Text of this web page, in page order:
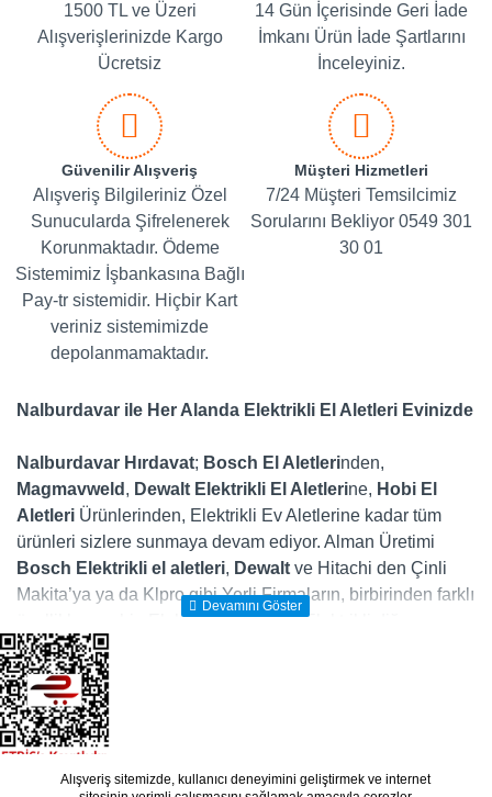
1500 TL ve Üzeri
Alışverişlerinizde Kargo
Ücretsiz
14 Gün İçerisinde Geri İade
İmkanı Ürün İade Şartlarını
İnceleyiniz.
Güvenilir Alışveriş
Alışveriş Bilgileriniz Özel
Sunucularda Şifrelenerek
Korunmaktadır. Ödeme
Sistemimiz İşbankasına Bağlı
Pay-tr sistemidir. Hiçbir Kart
veriniz sistemimizde
depolanmamaktadır.
Müşteri Hizmetleri
7/24 Müşteri Temsilcimiz
Sorularını Bekliyor 0549 301
30 01
Nalburdavar ile Her Alanda Elektrikli El Aletleri Evinizde
Nalburdavar Hırdavat; Bosch El Aletlerinden,
Magmavweld , Dewalt Elektrikli El Aletlerine, Hobi El
Aletleri Ürünlerinden, Elektrikli Ev Aletlerine kadar tüm
ürünleri sizlere sunmaya devam ediyor. Alman Üretimi
Bosch Elektrikli el aletleri, Dewalt ve Hitachi den Çinli
Makita’ya ya da Klpro gibi Yerli Firmaların, birbirinden farklı
özelliklere sahip Elektrikli Matkap ve Elektrikli diğer
makinalarını, evdeki en büyük yardımcılarınız olan elektrikli
ev aletlerini ve gücünüze güç katacak diğer tüm
Makinaları ister mağazamızdan isterseniz nalburdavar.com
online satış sitesinde yakından inceleyerek kolayca satın
alabilirsiniz. Ayrıca dünyanın önde gelen firmalarının
üretmiş olduğunu elektrikli el aletleri, mekanik el aletleri,
Copyright © 2019 - Tasarım: OpencartVip
Alışveriş sitemizde, kullanıcı deneyimini geliştirmek ve internet